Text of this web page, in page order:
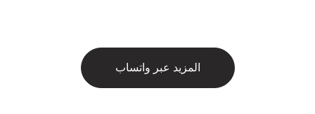
المزيد عبر واتساب